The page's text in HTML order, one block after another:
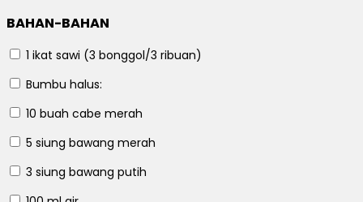
BAHAN-BAHAN
1 ikat sawi (3 bonggol/3 ribuan)
Bumbu halus:
10 buah cabe merah
5 siung bawang merah
3 siung bawang putih